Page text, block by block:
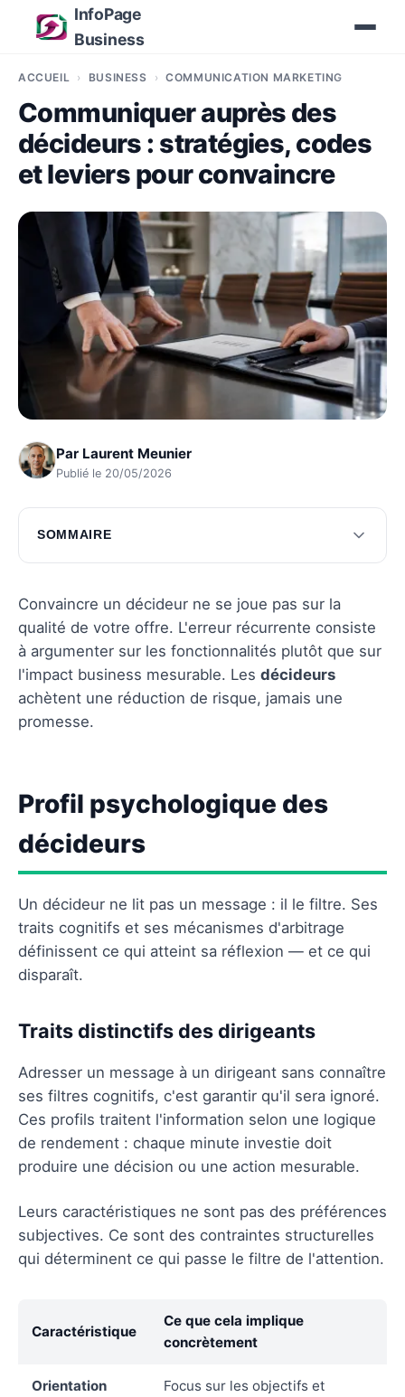
InfoPage
Business
ACCUEIL BUSINESS COMMUNICATION MARKETING
Communiquer auprès des
décideurs : stratégies, codes
et leviers pour convaincre
Par Laurent Meunier
Publié le 20/05/2026
SOMMAIRE
Profil psychologique des décideurs
Messages adaptés à chaque décideur
Questions fréquentes
Convaincre un décideur ne se joue pas sur la
qualité de votre offre. L'erreur récurrente consiste
à argumenter sur les fonctionnalités plutôt que sur
l'impact business mesurable. Les décideurs
achètent une réduction de risque, jamais une
promesse.
Profil psychologique des
décideurs
Un décideur ne lit pas un message : il le filtre. Ses
traits cognitifs et ses mécanismes d'arbitrage
définissent ce qui atteint sa réflexion — et ce qui
disparaît.
Traits distinctifs des dirigeants
Adresser un message à un dirigeant sans connaître
ses filtres cognitifs, c'est garantir qu'il sera ignoré.
Ces profils traitent l'information selon une logique
de rendement : chaque minute investie doit
produire une décision ou une action mesurable.
Leurs caractéristiques ne sont pas des préférences
subjectives. Ce sont des contraintes structurelles
qui déterminent ce qui passe le filtre de l'attention.
Caractéristique
Ce que cela implique
concrètement
Orientation
Focus sur les objectifs et